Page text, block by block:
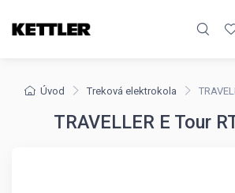
Úvod Treková elektrokola
TRAVELLER E Tour